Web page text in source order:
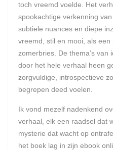
toch vreemd voelde. Het
spookachtige verkenning
subtiele nuances en diepe
vreemd, stil en mooi, als
zomerbries. De thema’s van
door het hele verhaal heen
zorgvuldige, introspectieve
begrepen deed voelen.
Ik vond mezelf nadenkend
verhaal, elk een raadsel dat
mysterie dat wacht op
het boek lag in zijn ebook